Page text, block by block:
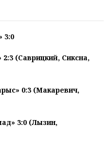
3:0
(Саврицкий, Сиксна,
0:3 (Макаревич,
3:0 (Лызин,